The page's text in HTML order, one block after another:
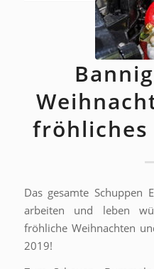
fröhliches
Das gesamte Schuppen
arbeiten und leben
fröhliche Weihnachten
2019!